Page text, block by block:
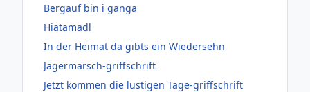
Bergauf bin i ganga
Hiatamadl
In der Heimat da gibts ein Wiedersehn
Jägermarsch-griffschrift
Jetzt kommen die lustigen Tage-griffschrift